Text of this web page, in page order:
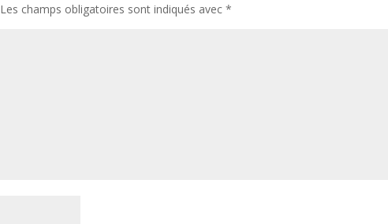
Les champs obligatoires sont indiqués avec*